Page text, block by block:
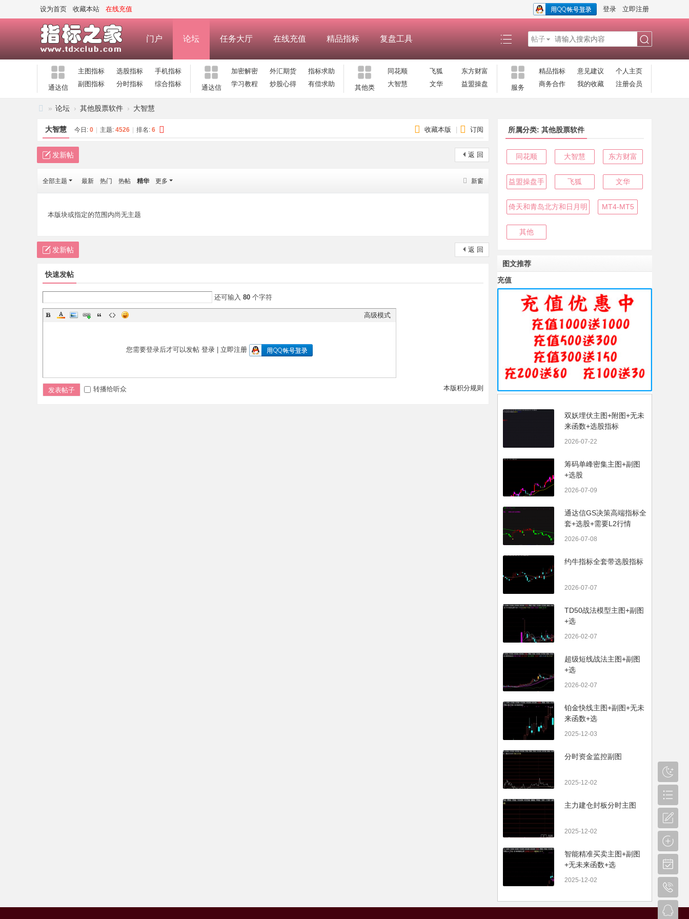
设为首页 收藏本站 在线充值 登录 立即注册
门户 论坛 任务大厅 在线充值 精品指标 复盘工具 帖子
通达信
主图指标 选股指标
手机指标
副图指标
分时指标 综合指标 通达信
加密解密 外汇期货
指标求助
学习教程
炒股心得 有偿求助 其他类
同花顺 飞狐
东方财富
大智慧
文华 益盟操盘 服务
精品指标 意见建议
个人主页
商务合作
我的收藏 注册会员
标
之
—
标
程
序
码
式
» 论坛 › 其他股票软件 › 大智慧
收藏本版 订阅
大智慧 今日: 0 主题: 4526 排名: 6
返 回
发新帖
新窗
全部主题 最新 热门 热帖 精华 更多
本版块或指定的范围内尚无主题
返 回
发新帖
快速发帖
还可输入 80 个字符
高级模式
您需要登录后才可以发帖 登录 立即注册
本版积分规则
发表帖子 转播给听众
所属分类: 其他股票软件
同花顺 大智慧 东方财富
益盟操盘手 飞狐 文华
倚天和青岛北方和日月明 MT4-MT5
其他
图文推荐
充值
双妖埋伏主图+附图+无未
来函数+选股指标
2026-07-22
筹码单峰密集主图+副图
+选股
2026-07-09
通达信GS决策高端指标全
套+选股+需要L2行情
2026-07-08
约牛指标全套带选股指标
2026-07-07
TD50战法模型主图+副图
+选
2026-02-07
超级短线战法主图+副图
+选
2026-02-07
铂金快线主图+副图+无未
来函数+选
2025-12-03
分时资金监控副图
2025-12-02
主力建仓封板分时主图
2025-12-02
智能精准买卖主图+副图
+无未来函数+选
2025-12-02